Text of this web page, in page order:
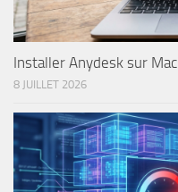
Installer Anydesk sur
8 JUILLET 2026